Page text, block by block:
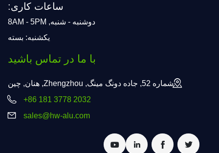
ساعات کاری:
دوشنبه - شنبه, 8AM - 5PM
یکشنبه: بسته
با ما در تماس باشید
شماره 52, جاده دونگ مینگ, Zhengzhou, هنان, چین
+86 181 3778 2032
sales@hw-alu.com